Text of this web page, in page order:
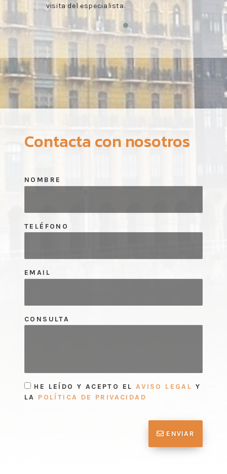
visita del especialista.
Contacta con nosotros
NOMBRE
TELÉFONO
EMAIL
CONSULTA
HE LEÍDO Y ACEPTO EL AVISO LEGAL Y
LA POLÍTICA DE PRIVACIDAD
ENVIAR